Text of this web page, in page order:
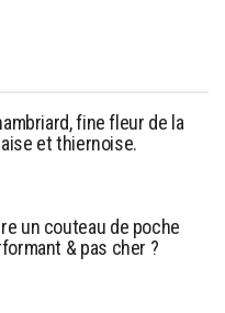
fine fleur de la
et thiernoise.
un couteau de poche
& pas cher ?